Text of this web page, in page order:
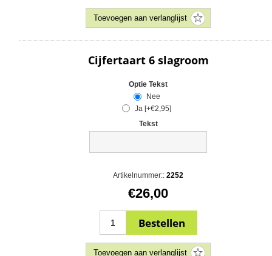
Cijfertaart 6 slagroom
Optie Tekst
Nee
Ja [+€2,95]
Tekst
Artikelnummer:: 2252
€26,00